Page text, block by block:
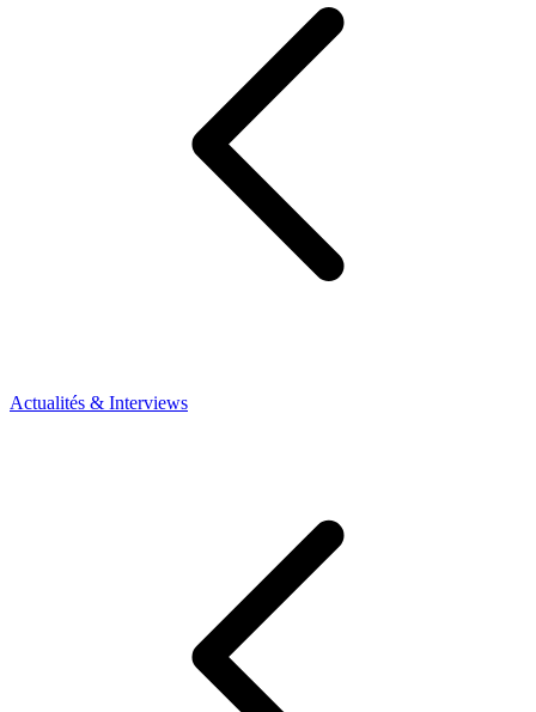
Actualités & Interviews